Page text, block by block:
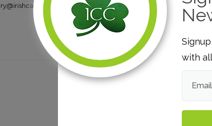
Téléphone cellulaire:
+353 86 468
Email:
with